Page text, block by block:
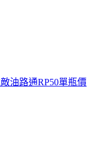
油路通RP50單瓶價